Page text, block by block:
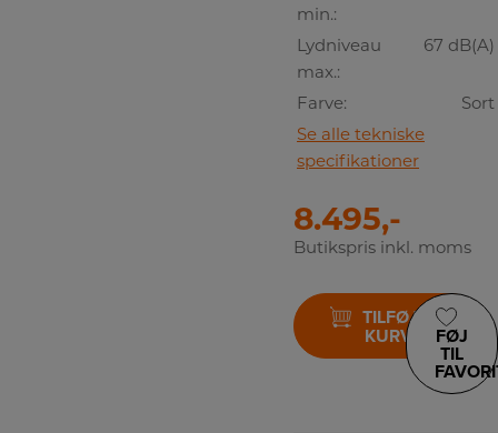
min.:
Lydniveau
max.:
67 dB(A)
Farve:
Sort
Se alle tekniske
specifikationer
8.495,-
Butikspris inkl. moms
TILFØJ TIL
KURV
FØJ
TIL